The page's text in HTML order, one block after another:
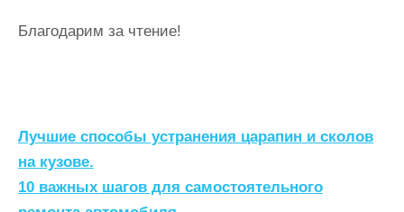
Благодарим за чтение!
Н
а
в
Лучшие способы устранения царапин и сколов
на кузове.
10 важных шагов для самостоятельного